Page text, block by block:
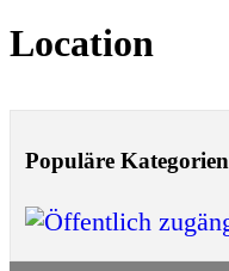
Location
Populäre Kategorien